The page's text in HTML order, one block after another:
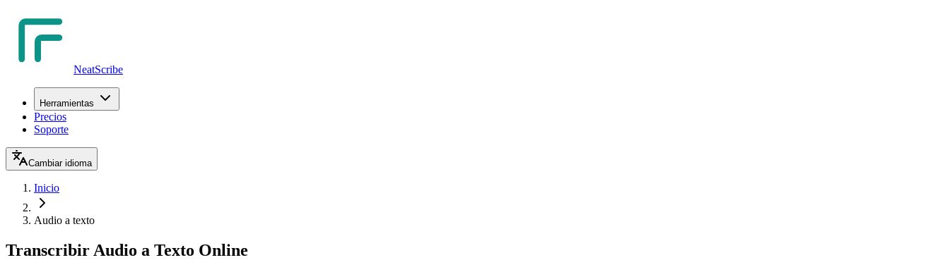
NeatScribe
Herramientas
Precios
Soporte
Cambiar idioma
Inicio
Audio a texto
Transcribir Audio a Texto Online